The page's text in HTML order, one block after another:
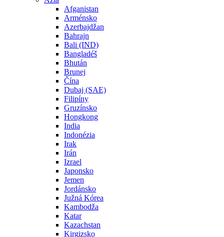
Afganistan
Arménsko
Azerbajdžan
Bahrajn
Bali (IND)
Bangladéš
Bhután
Brunej
Čína
Dubaj (SAE)
Filipíny
Gruzínsko
Hongkong
India
Indonézia
Irak
Irán
Izrael
Japonsko
Jemen
Jordánsko
Južná Kórea
Kambodža
Katar
Kazachstan
Kirgizsko